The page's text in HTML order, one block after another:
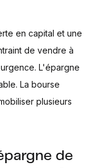
en capital et une
de vendre à
L'épargne
La bourse
plusieurs
de